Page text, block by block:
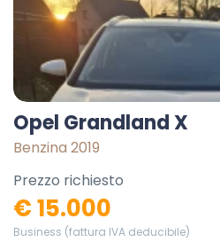
Opel Grandland X
Benzina 2019
Prezzo richiesto
€ 15.000
Business (fattura IVA deducibile)